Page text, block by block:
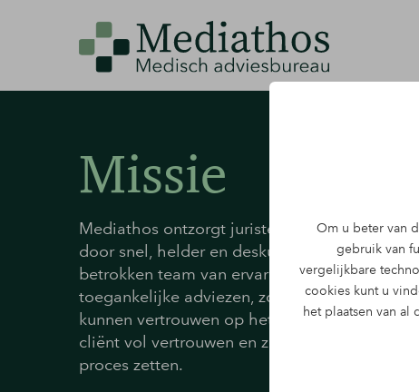
Om u beter van
gebruik van
vergelijkbare
cookies kunt u
het plaatsen van al
Missie
Mediathos ontzorgt juristen en advocaten in
door snel, helder en deskundig medisch
betrokken team van ervaren adviseurs
toegankelijke adviezen, zodat onze
kunnen vertrouwen op het medische aspect
cliënt vol vertrouwen en zonder vertraging
proces zetten.